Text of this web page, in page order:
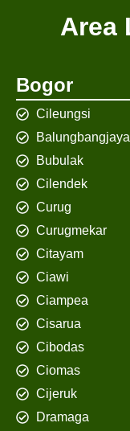
Area
Bogor
Cileungsi
Balungbangjaya
Bubulak
Cilendek
Curug
Curugmekar
Citayam
Ciawi
Ciampea
Cisarua
Cibodas
Ciomas
Cijeruk
Dramaga